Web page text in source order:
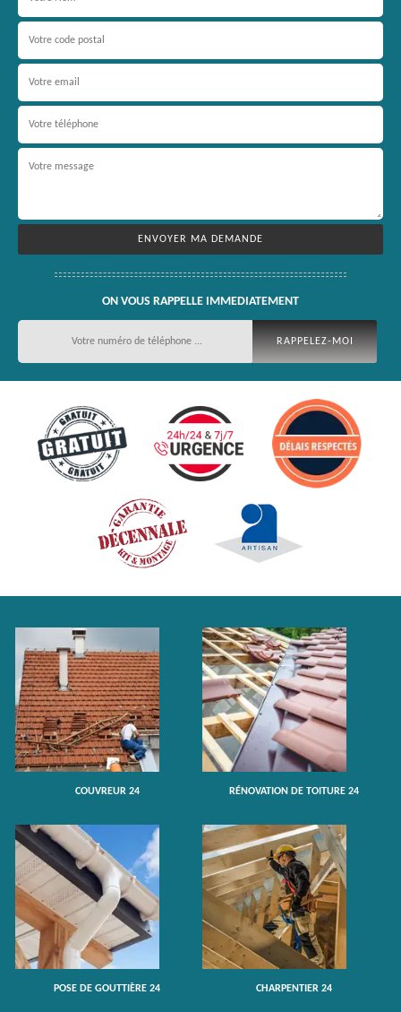
ON VOUS RAPPELLE IMMEDIATEMENT
COUVREUR 24 RÉNOVATION DE TOITURE 24
POSE DE GOUTTIÈRE 24 CHARPENTIER 24